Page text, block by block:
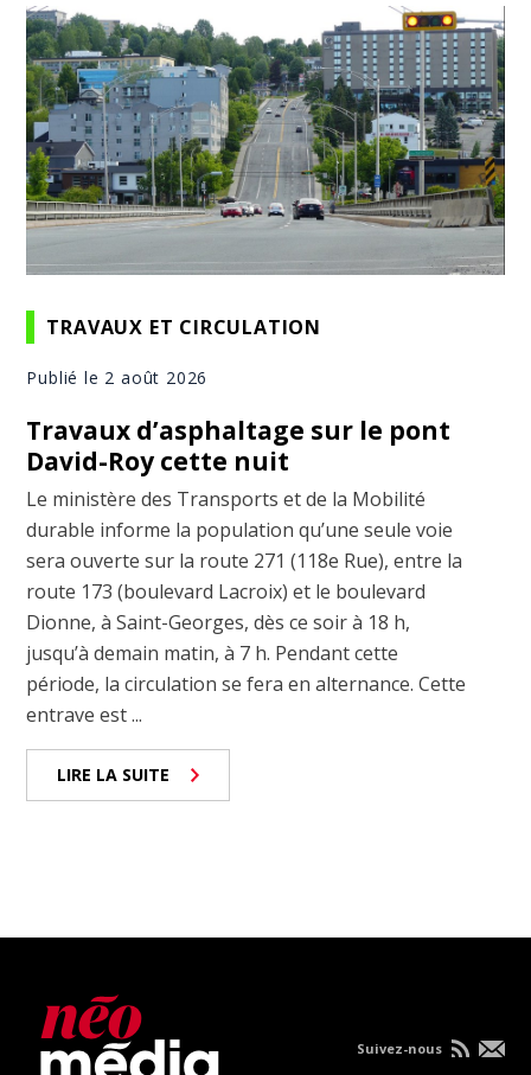
TRAVAUX ET CIRCULATION
Publié le 2 août 2026
Travaux d’asphaltage sur le pont
David-Roy cette nuit
Le ministère des Transports et de la Mobilité
durable informe la population qu’une seule voie
sera ouverte sur la route 271 (118e Rue), entre la
route 173 (boulevard Lacroix) et le boulevard
Dionne, à Saint-Georges, dès ce soir à 18 h,
jusqu’à demain matin, à 7 h. Pendant cette
période, la circulation se fera en alternance. Cette
entrave est ...
LIRE LA SUITE
Suivez-nous